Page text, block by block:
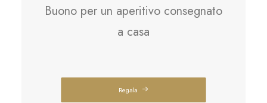
Buono per un aperitivo consegnato
a casa
Regala